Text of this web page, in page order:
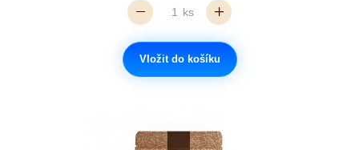
ks
Vložit do košíku